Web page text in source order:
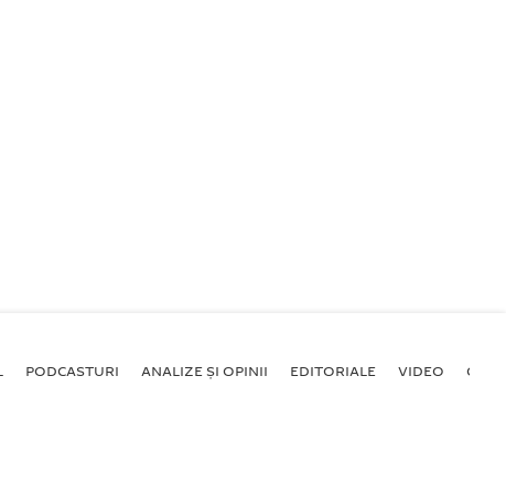
PODCASTURI ANALIZE ȘI OPINII EDITORIALE VIDEO